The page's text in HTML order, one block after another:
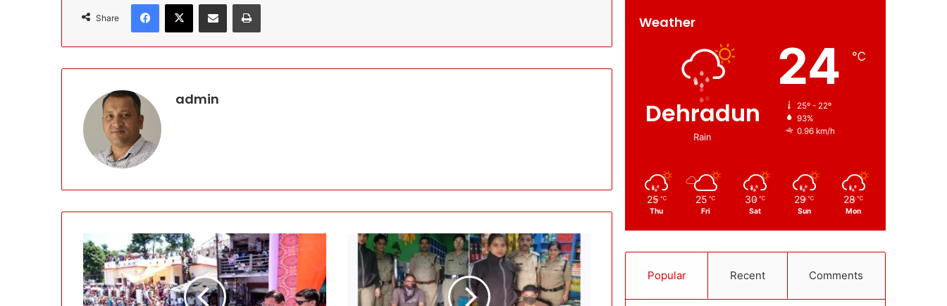
Share
admin
Weather
Dehradun
Rain
24 ℃
25º - 22º
93%
0.96 km/h
25 ℃
Thu
25 ℃
Fri
30 ℃
Sat
29 ℃
Sun
28 ℃
Mon
Popular Recent Comments